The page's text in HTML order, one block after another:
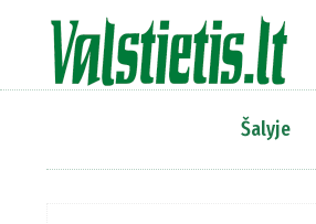
Šalyje